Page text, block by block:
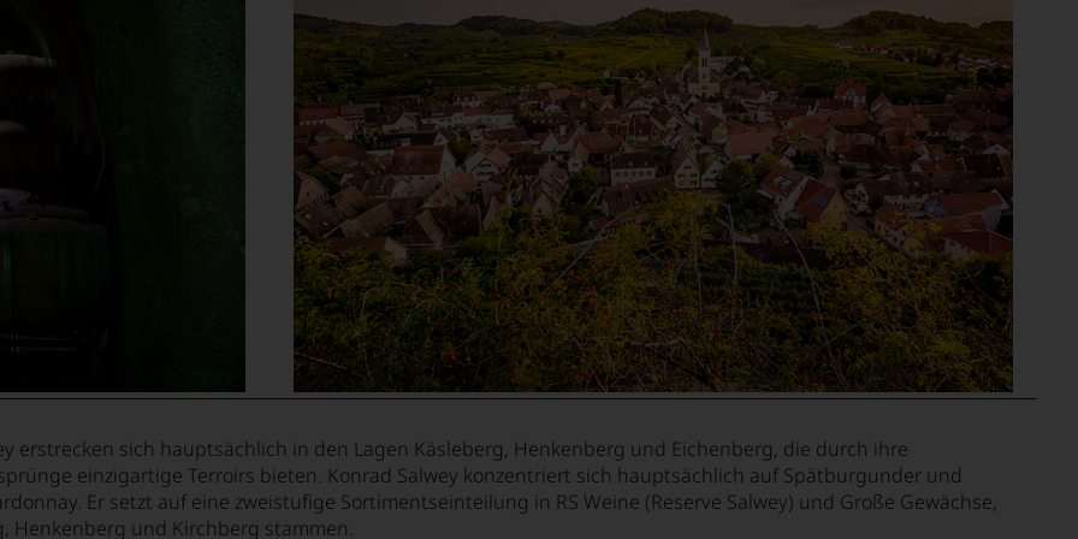
erstrecken sich hauptsächlich in den Lagen Käsleberg, Henkenberg und Eichenberg, die durch ihre
einzigartige Terroirs bieten. Konrad Salwey konzentriert sich hauptsächlich auf Spätburgunder und
Er setzt auf eine zweistufige Sortimentseinteilung in RS Weine (Reserve Salwey) und Große Gewächse,
Henkenberg und Kirchberg stammen.